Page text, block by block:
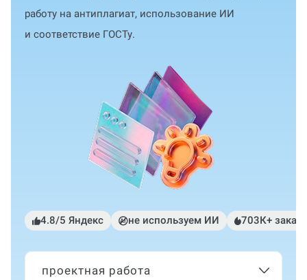
работу на антиплагиат, использование ИИ
и соответствие ГОСТу.
4.8/5 Яндекс не используем ИИ 703К+
проектная работа